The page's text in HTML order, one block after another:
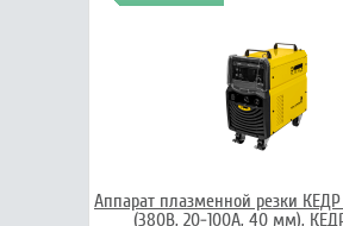
Аппарат плазменной резки КЕДР
(380В, 20-100А, 40 мм),